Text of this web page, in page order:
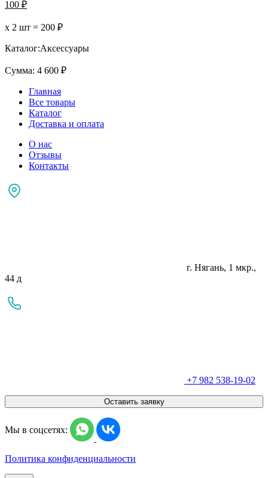
100 ₽
х 2 шт = 200 ₽
Каталог:Аксессуары
Сумма: 4 600 ₽
Главная
Все товары
Каталог
Доставка и оплата
О нас
Отзывы
Контакты
г. Нягань, 1 мкр.,
44 д
+7 982 538-19-02
Оставить заявку
Мы в соцсетях:
Политика конфиденциальности